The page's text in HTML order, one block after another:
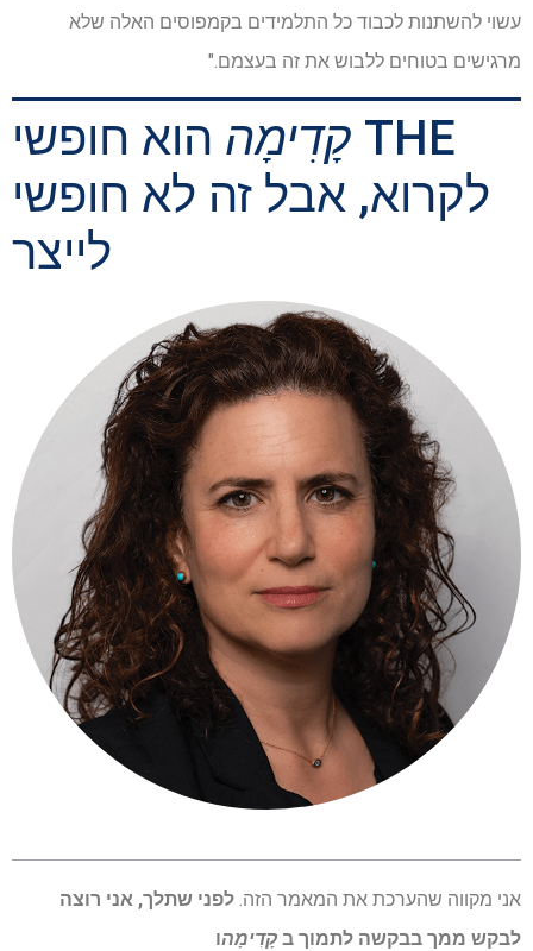
עשוי להשתנות לכבוד כל התלמידים בקמפוסים האלה שלא
מרגישים בטוחים ללבוש את זה בעצמם."
THE קָדִימָה הוא חופשי
לקרוא, אבל זה לא חופשי
לייצר
אני מקווה שהערכת את המאמר הזה. לפני שתלך, אני רוצה
לבקש ממך בבקשה לתמוך ב קָדִימָהו